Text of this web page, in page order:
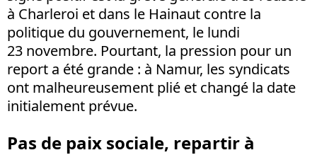
à Charleroi et dans le Hainaut contre la
politique du gouvernement, le lundi
23 novembre. Pourtant, la pression pour un
report a été grande : à Namur, les syndicats
ont malheureusement plié et changé la date
initialement prévue.
Pas de paix sociale, repartir à